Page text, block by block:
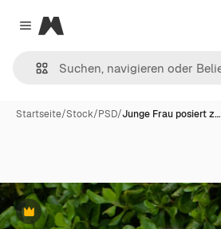
Close menu
Magnific
Startseite/Stock/PSD/Junge Frau posiert z…
Premium